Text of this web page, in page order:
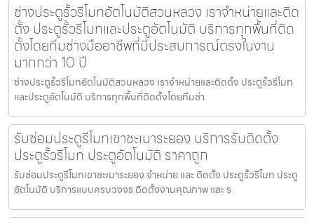
ช่างประตูรั้วรีโมทอัตโนมัติสวนหลวง เราจำหน่ายและติด
ตั้ง ประตูรั้วรีโมทและประตูอัตโนมัติ บริการทุกพื้นที่ติด
ตั้งโดยทีมช่างมืออาชีพที่มีประสบการณ์ตรงในงาน
มากกว่า 10 ปี
ช่างประตูรั้วรีโมทอัตโนมัติสวนหลวง เราจำหน่ายและติดตั้ง ประตูรั้วรีโมท
และประตูอัตโนมัติ บริการทุกพื้นที่ติดตั้งโดยทีมช่า
รับซ่อมประตูรีโมทเขาชะเมาระยอง บริการรับติดตั้ง
ประตูรั้วรีโมท ประตูอัตโนมัติ ราคาถูก
รับซ่อมประตูรีโมทเขาชะเมาระยอง จำหน่าย และ ติดตั้ง ประตูรั้วรีโมท ประตู
อัตโนมัติ บริการแบบครบวงจร ติดตั้งงานคุณภาพ และ ร